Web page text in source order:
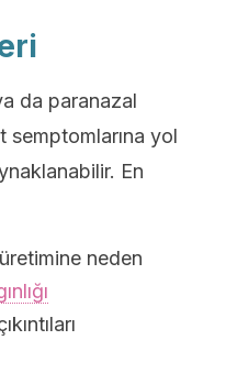
da paranazal
semptomlarına yol
En
neden